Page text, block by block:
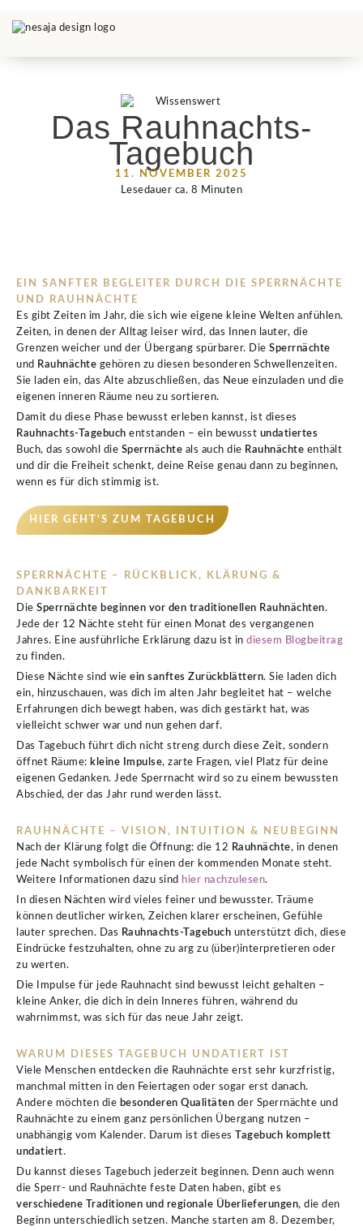
Das Rauhnachts-
Tagebuch
11. NOVEMBER 2025
Lesedauer ca. 8 Minuten
EIN SANFTER BEGLEITER DURCH DIE SPERRNÄCHTE
UND RAUHNÄCHTE
Es gibt Zeiten im Jahr, die sich wie eigene kleine Welten anfühlen.
Zeiten, in denen der Alltag leiser wird, das Innen lauter, die
Grenzen weicher und der Übergang spürbarer. Die Sperrnächte
und Rauhnächte gehören zu diesen besonderen Schwellenzeiten.
Sie laden ein, das Alte abzuschließen, das Neue einzuladen und die
eigenen inneren Räume neu zu sortieren.
Damit du diese Phase bewusst erleben kannst, ist dieses
Rauhnachts-Tagebuch entstanden – ein bewusst undatiertes
Buch, das sowohl die Sperrnächte als auch die Rauhnächte enthält
und dir die Freiheit schenkt, deine Reise genau dann zu beginnen,
wenn es für dich stimmig ist.
HIER GEHT’S ZUM TAGEBUCH
SPERRNÄCHTE – RÜCKBLICK, KLÄRUNG &
DANKBARKEIT
Die Sperrnächte beginnen vor den traditionellen Rauhnächten.
Jede der 12 Nächte steht für einen Monat des vergangenen
Jahres. Eine ausführliche Erklärung dazu ist in diesem Blogbeitrag
zu finden.
Diese Nächte sind wie ein sanftes Zurückblättern. Sie laden dich
ein, hinzuschauen, was dich im alten Jahr begleitet hat – welche
Erfahrungen dich bewegt haben, was dich gestärkt hat, was
vielleicht schwer war und nun gehen darf.
Das Tagebuch führt dich nicht streng durch diese Zeit, sondern
öffnet Räume: kleine Impulse, zarte Fragen, viel Platz für deine
eigenen Gedanken. Jede Sperrnacht wird so zu einem bewussten
Abschied, der das Jahr rund werden lässt.
RAUHNÄCHTE – VISION, INTUITION & NEUBEGINN
Nach der Klärung folgt die Öffnung: die 12 Rauhnächte, in denen
jede Nacht symbolisch für einen der kommenden Monate steht.
Weitere Informationen dazu sind hier nachzulesen.
In diesen Nächten wird vieles feiner und bewusster. Träume
können deutlicher wirken, Zeichen klarer erscheinen, Gefühle
lauter sprechen. Das Rauhnachts-Tagebuch unterstützt dich, diese
Eindrücke festzuhalten, ohne zu arg zu (über)interpretieren oder
zu werten.
Die Impulse für jede Rauhnacht sind bewusst leicht gehalten –
kleine Anker, die dich in dein Inneres führen, während du
wahrnimmst, was sich für das neue Jahr zeigt.
WARUM DIESES TAGEBUCH UNDATIERT IST
Viele Menschen entdecken die Rauhnächte erst sehr kurzfristig,
manchmal mitten in den Feiertagen oder sogar erst danach.
Andere möchten die besonderen Qualitäten der Sperrnächte und
Rauhnächte zu einem ganz persönlichen Übergang nutzen –
unabhängig vom Kalender. Darum ist dieses
Tagebuch komplett
undatiert.
Du kannst dieses Tagebuch jederzeit beginnen. Denn auch wenn
die Sperr- und Rauhnächte feste Daten haben, gibt es
verschiedene Traditionen und regionale Überlieferungen, die den
Beginn unterschiedlich setzen. Manche starten am 8. Dezember,